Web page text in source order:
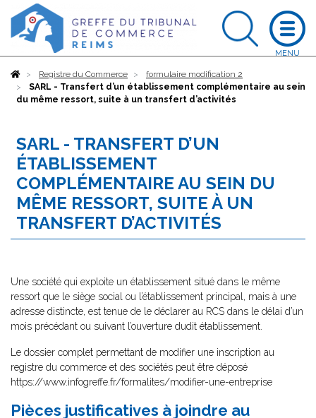
AccueilRegistre du Commerce
formulaire modification 2
SARL - Transfert d’un établissement complémentaire au sein
du même ressort, suite à un transfert d’activités
SARL - TRANSFERT D’UN
ÉTABLISSEMENT
COMPLÉMENTAIRE AU SEIN DU
MÊME RESSORT, SUITE À UN
TRANSFERT D’ACTIVITÉS
Une société qui exploite un établissement situé dans le même
ressort que le siège social ou l’établissement principal, mais à une
adresse distincte, est tenue de le déclarer au RCS dans le délai d’un
mois précédant ou suivant l’ouverture dudit établissement.
Le dossier complet permettant de modifier une inscription au
registre du commerce et des sociétés peut être déposé
https://www.infogreffe.fr/formalites/modifier-une-entreprise
Pièces justificatives à joindre au